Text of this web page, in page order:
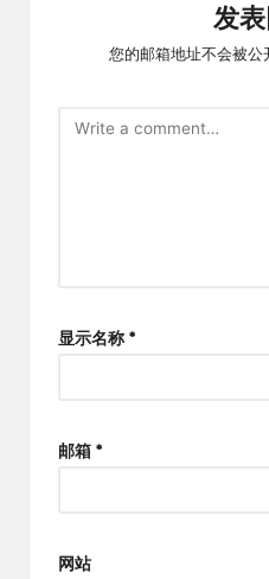
发
您的邮箱地址不会被公
显示名称 *
邮箱 *
网站